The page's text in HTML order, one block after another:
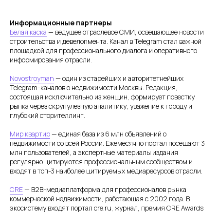
Информационные партнеры
Белая каска — ведущее отраслевое СМИ, освещающее новости
строительства и девелопмента. Канал в Telegram стал важной
площадкой для профессионального диалога и оперативного
информирования отрасли.
Novostroyman — один из старейших и авторитетнейших
Telegram-каналов о недвижимости Москвы. Редакция,
состоящая исключительно из женщин, формирует повестку
рынка через скрупулезную аналитику, уважение к городу и
глубокий сторителлинг.
Мир квартир— единая база из 6 млн объявлений о
недвижимости со всей России. Ежемесячно портал посещают 3
млн пользователей, а экспертные материалы издания
регулярно цитируются профессиональным сообществом и
входят в топ-3 наиболее цитируемых медиаресурсов отрасли.
CRE— B2B-медиаплатформа для профессионалов рынка
коммерческой недвижимости, работающая с 2002 года. В
экосистему входят портал cre.ru, журнал, премия CRE Awards